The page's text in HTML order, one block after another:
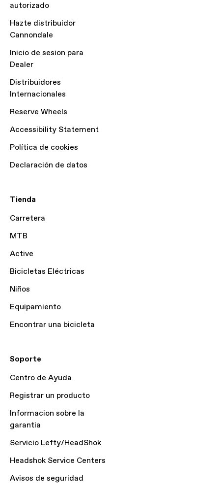
autorizado
Hazte distribuidor
Cannondale
Inicio de sesion para
Dealer
Distribuidores
Internacionales
Reserve Wheels
Accessibility Statement
Política de cookies
Declaración de datos
Tienda
Carretera
MTB
Active
Bicicletas Eléctricas
Niños
Equipamiento
Encontrar una bicicleta
Soporte
Centro de Ayuda
Registrar un producto
Informacion sobre la
garantia
Servicio Lefty/HeadShok
Headshok Service Centers
Avisos de seguridad